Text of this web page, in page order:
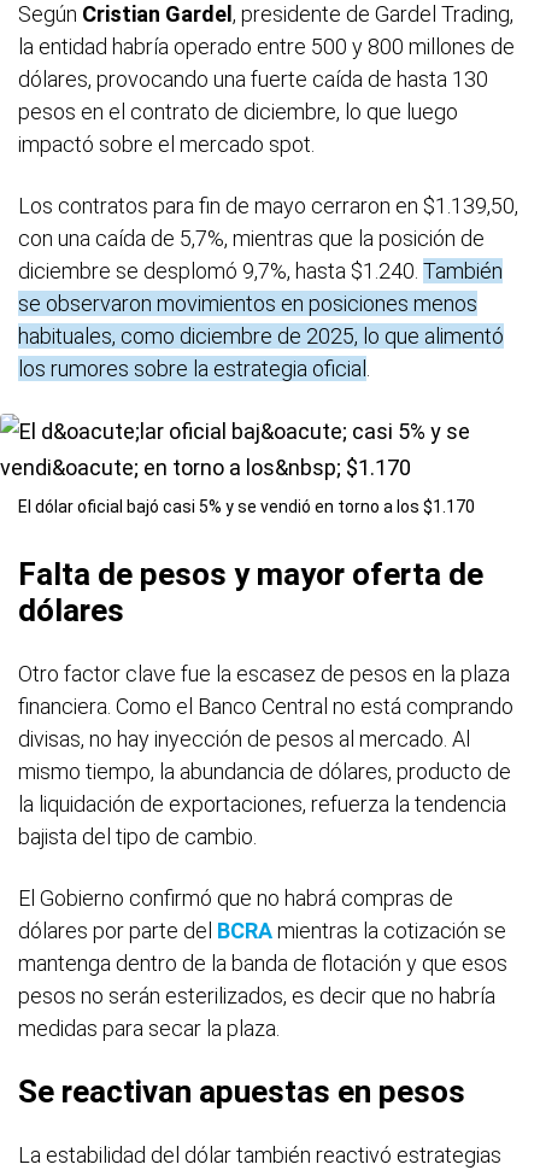
Según Cristian Gardel , presidente de Gardel Trading,
la entidad habría operado entre 500 y 800 millones de
dólares, provocando una fuerte caída de hasta 130
pesos en el contrato de diciembre, lo que luego
impactó sobre el mercado spot.
Los contratos para fin de mayo cerraron en $1.139,50,
con una caída de 5,7%, mientras que la posición de
diciembre se desplomó 9,7%, hasta $1.240. También
se observaron movimientos en posiciones menos
habituales, como diciembre de 2025, lo que alimentó
los rumores sobre la estrategia oficial
El dólar oficial bajó casi 5% y se vendió en torno a los $1.170
Falta de pesos y mayor oferta de
dólares
Otro factor clave fue la escasez de pesos en la plaza
financiera. Como el Banco Central no está comprando
divisas, no hay inyección de pesos al mercado. Al
mismo tiempo, la abundancia de dólares, producto de
la liquidación de exportaciones, refuerza la tendencia
bajista del tipo de cambio.
El Gobierno confirmó que no habrá compras de
dólares por parte del BCRAmientras la cotización se
mantenga dentro de la banda de flotación y que esos
pesos no serán esterilizados, es decir que no habría
medidas para secar la plaza.
Se reactivan apuestas en pesos
La estabilidad del dólar también reactivó estrategias